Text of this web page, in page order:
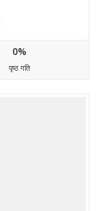
0%
पृष्ठ गति